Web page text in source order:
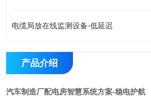
电缆局放在线监测设备-低延迟
产品介绍
汽车制造厂配电房智慧系统方案-稳电护航